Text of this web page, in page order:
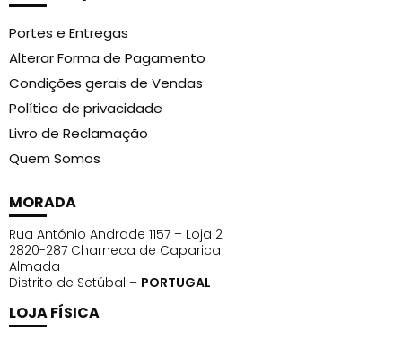
Portes e Entregas
Alterar Forma de Pagamento
Condições gerais de Vendas
Política de privacidade
Livro de Reclamação
Quem Somos
MORADA
Rua António Andrade 1157 – Loja 2
2820-287 Charneca de Caparica
Almada
Distrito de Setúbal – PORTUGAL
LOJA FÍSICA